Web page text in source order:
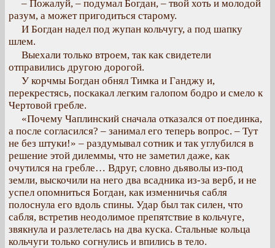
– Пожалуй, – подумал Богдан, – твой хоть и молодой
разум, а может пригодиться старому.
И Богдан надел под жупан кольчугу, а под шапку
шлем.
Выехали только втроем, так как свидетели
отправились другою дорогой.
У корчмы Богдан обнял Тимка и Ганджу и,
перекрестясь, поскакал легким галопом бодро и смело к
Чертовой гребле.
«Почему Чаплинский сначала отказался от поединка,
а после согласился? – занимал его теперь вопрос. – Тут
не без штуки!» – раздумывал сотник и так углубился в
решение этой дилеммы, что не заметил даже, как
очутился на гребле… Вдруг, словно дьяволы из-под
земли, выскочили на него два всадника из-за верб, и не
успел опомниться Богдан, как изменничья сабля
полоснула его вдоль спины. Удар был так силен, что
сабля, встретив неодолимое препятствие в кольчуге,
звякнула и разлетелась на два куска. Стальные кольца
кольчуги только согнулись и впились в тело.